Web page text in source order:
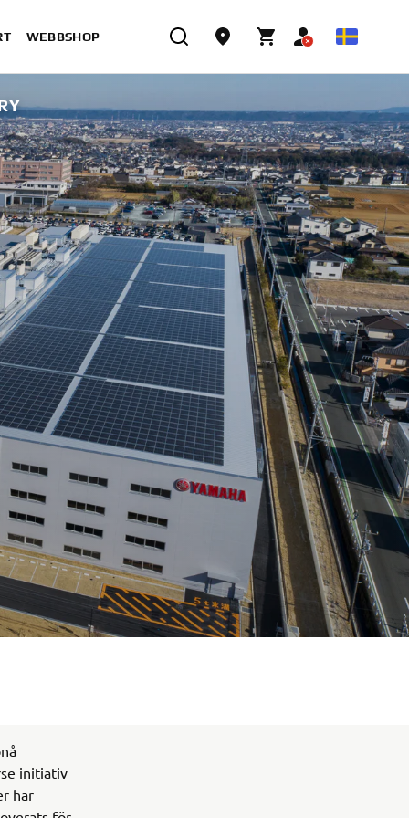
WEBBSHOP
initiativ
har